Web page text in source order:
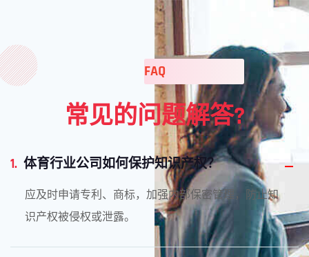
FAQ
常见的问题解答?
1. 体育行业公司如何保护知识产权？
应及时申请专利、商标，加强内部保密管理，防止知
识产权被侵权或泄露。